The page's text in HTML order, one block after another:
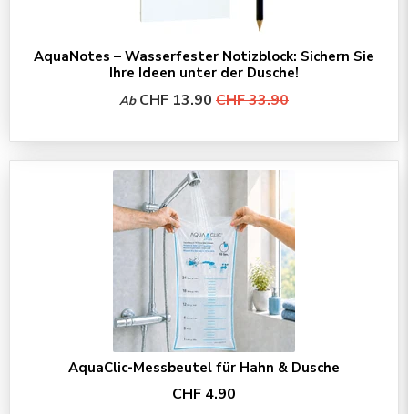
AquaNotes – Wasserfester Notizblock: Sichern Sie
Ihre Ideen unter der Dusche!
Ab CHF 13.90 CHF 33.90
AquaClic-Messbeutel für Hahn & Dusche
CHF 4.90